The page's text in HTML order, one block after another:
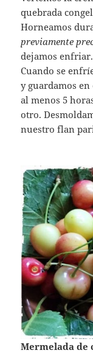
quebrada
Horneamos
previamente
dejamos enfriar.
Cuando se
y guardamos
al menos 5
otro.
nuestro flan
Mermelada de